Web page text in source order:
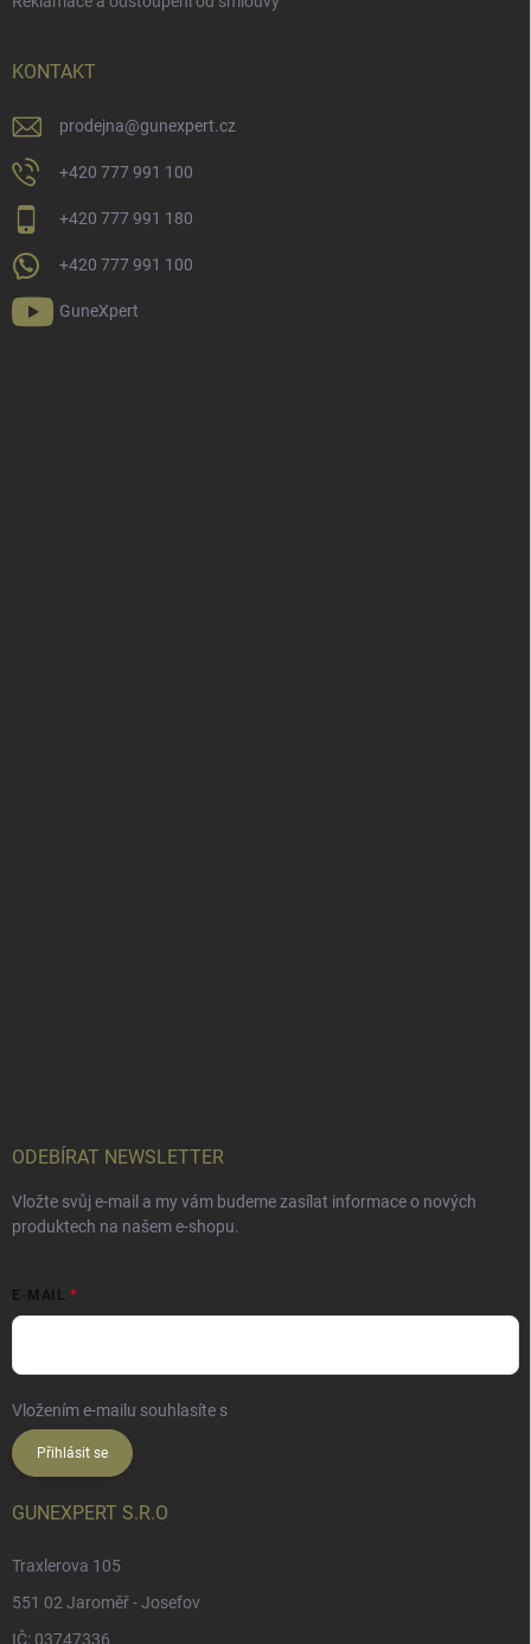
KONTAKT
prodejna@gunexpert.cz
+420 777 991 100
+420 777 991 180
+420 777 991 100
GuneXpert
ODEBÍRAT NEWSLETTER
Vložte svůj e-mail a my vám budeme zasílat informace o nových
produktech na našem e-shopu.
E-MAIL
Vložením e-mailu souhlasíte s
Přihlásit se
GUNEXPERT S.R.O
Traxlerova 105
551 02 Jaroměř - Josefov
IČ: 03747336